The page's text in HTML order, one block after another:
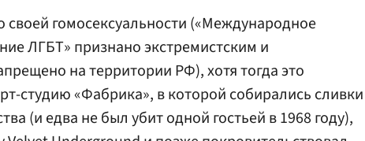
своей гомосексуальности («Международное
ЛГБТ» признано экстремистским и
на территории РФ), хотя тогда это
студию «Фабрика», в которой собирались сливки
(и едва не был убит одной гостьей в 1968 году),